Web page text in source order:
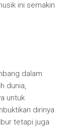
ini semakin
dalam
dunia,
untuk
dirinya
tetapi juga